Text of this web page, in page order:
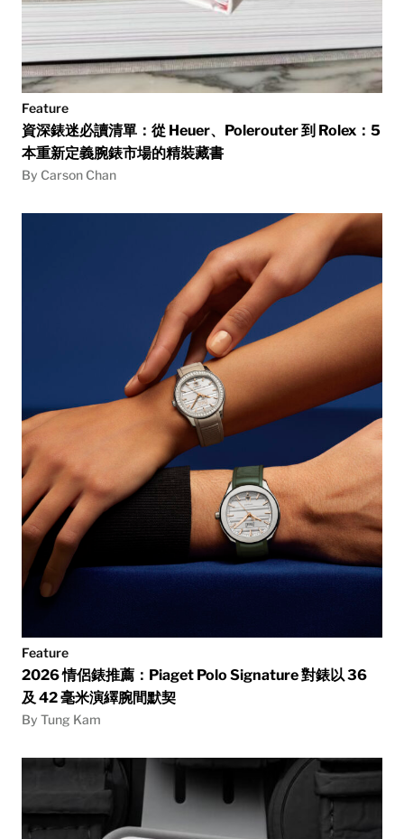
Feature
資深錶迷必讀清單：從 Heuer、Polerouter 到 Rolex：5
本重新定義腕錶市場的精裝藏書
By Carson Chan
Feature
2026 情侶錶推薦：Piaget Polo Signature 對錶以 36
及 42 毫米演繹腕間默契
By Tung Kam